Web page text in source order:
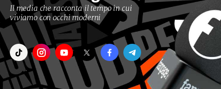
Il media che racconta il tempo in cui
viviamo con occhi moderni